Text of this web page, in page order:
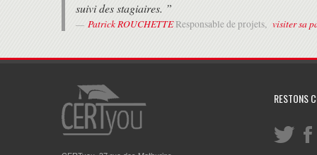
suivi des stagiaires. ”
Patrick ROUCHETTEResponsable de projets, visiter sa
RESTONS